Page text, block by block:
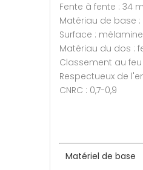
Fente à fente : 34
Matériau de base :
Surface :
Matériau du dos :
Classement au feu
Respectueux de
CNRC : 0,7-0,9
Matériel de base